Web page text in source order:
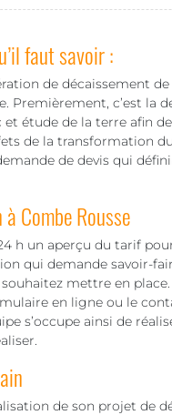
faut savoir :
de décaissement
Premièrement, c’est la
étude de la terre afin
de la transformation
de devis qui
Combe Rousse
h un aperçu du tarif
qui demande savoir-
mettre en
en ligne ou le
s’occupe ainsi de
de son projet de